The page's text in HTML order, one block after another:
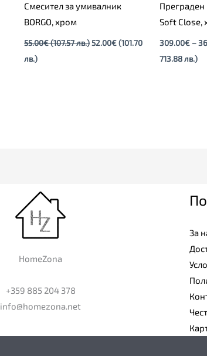
Смесител за умивалник
BORGO, хром
55.00€(107.57 лв.) 52.00€(101.70
лв.)
Преграден
Soft Close,
309.00€ –
713.88 лв.)
HomeZona
+359 885 204 378
info@homezona.net
За